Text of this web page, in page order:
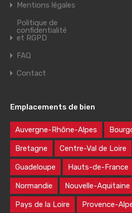
Mentions légales
Politique de
confidentialité
et RGPD
FAQ
Contact
Emplacements de bien
Auvergne-Rhône-Alpes
Bretagne Centre-Val de Loire
Guadeloupe Hauts-de-France
Normandie Nouvelle-Aquitaine
Pays de la Loire Provence-